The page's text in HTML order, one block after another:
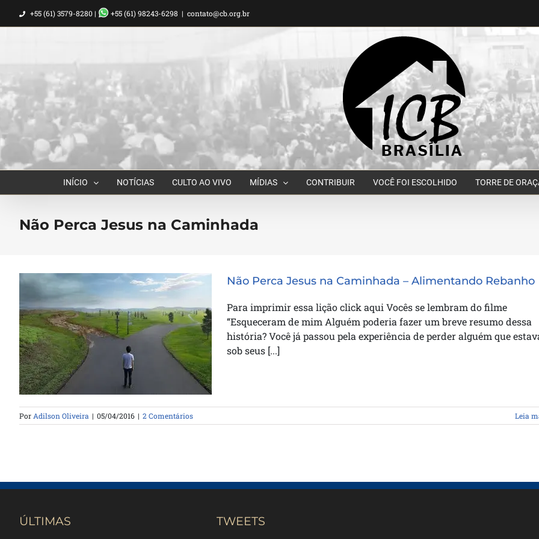
para
+55 (61) 3579-8280 | +55 (61) 98243-6298 | contato@cb.org.br
INÍCIO NOTÍCIAS CULTO AO VIVO MÍDIAS CONTRIBUIR VOCÊ FOI ESCOLHIDO TORRE DE
Não Perca Jesus na Caminhada
Não Perca Jesus na Caminhada –
Alimentando Rebanho
Não Perca Jesus na Caminhada – Alimentando Rebanho
Para imprimir essa lição click aqui Vocês se lembram do filme
“Esqueceram de mim Alguém poderia fazer um breve resumo dessa
história? Você já passou pela experiência de perder alguém que
sob seus [...]
Por Adilson Oliveira | 05/04/2016 | 2 Comentários Leia
ÚLTIMAS TWEETS